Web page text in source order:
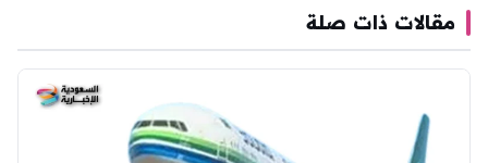
مقالات ذات صلة